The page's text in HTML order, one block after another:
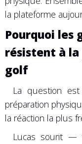
la plateforme
Pourquoi les
résistent à
golf
La question
préparation
la réaction la plus
Lucas sourit —